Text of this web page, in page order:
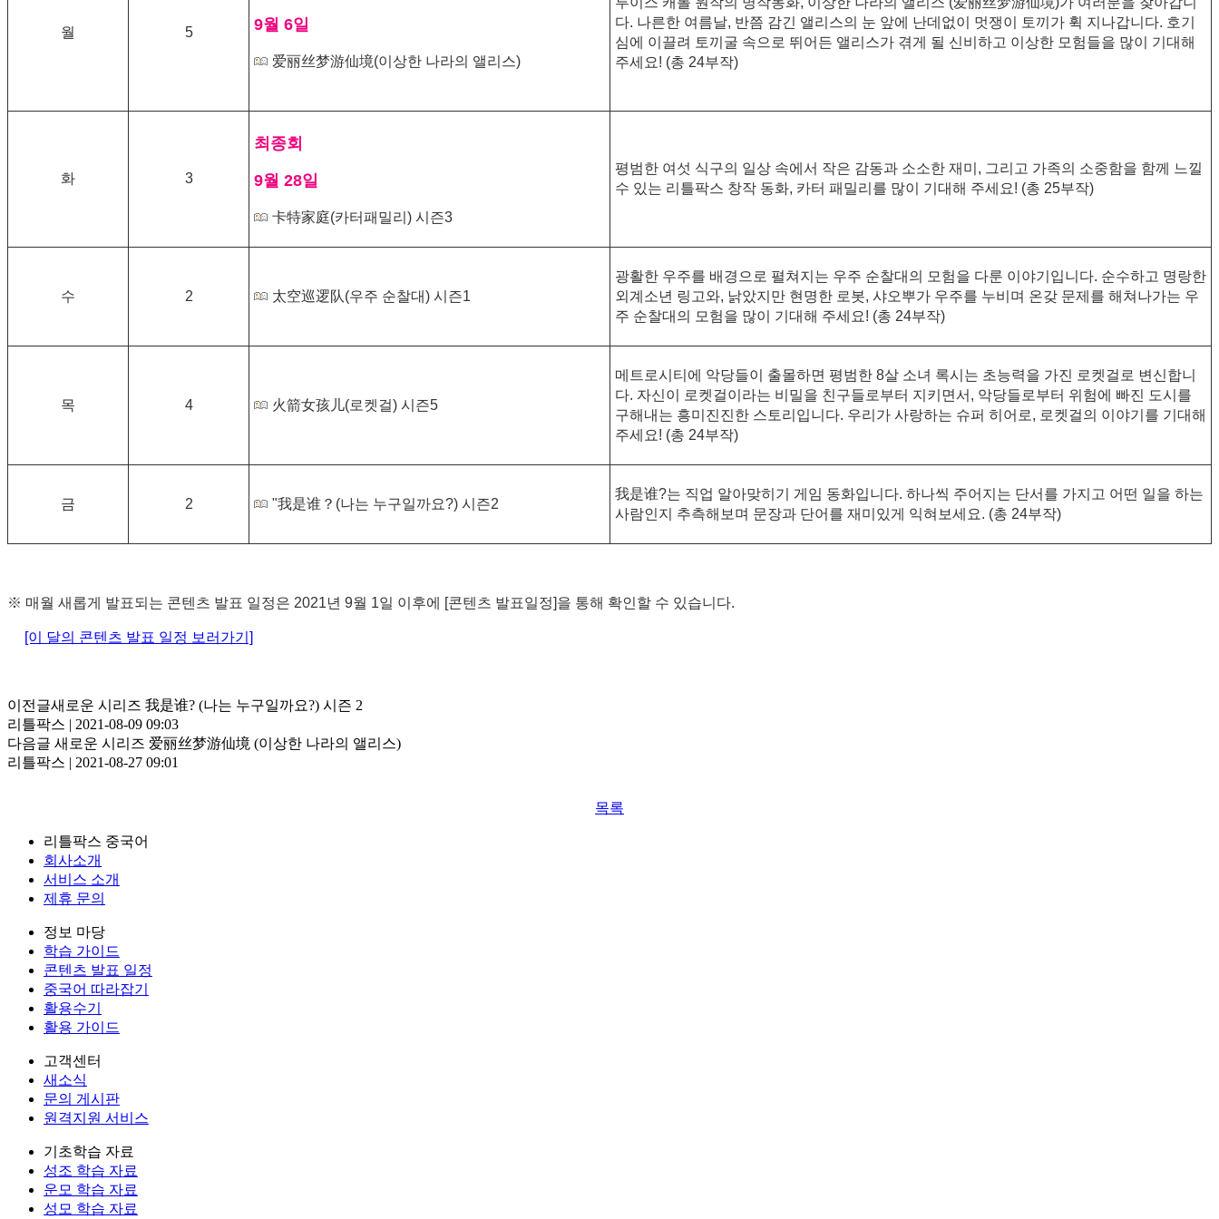
월 5 9월 6일
爱丽丝梦游仙境(이상한 나라의 앨리스)
다. 나른한 여름날, 반쯤 감긴 앨리스의 눈 앞에 난데없이 멋쟁이 토끼가 휙 지나갑니다. 호기
심에 이끌려 토끼굴 속으로 뛰어든 앨리스가 겪게 될 신비하고 이상한 모험들을 많이 기대해
주세요! (총 24부작)
화 3
최종회
9월 28일
卡特家庭(카터패밀리) 시즌3
평범한 여섯 식구의 일상 속에서 작은 감동과 소소한 재미, 그리고 가족의 소중함을 함께 느낄
수 있는 리틀팍스 창작 동화, 카터 패밀리를 많이 기대해 주세요! (총 25부작)
수 2 太空巡逻队(우주 순찰대) 시즌1
광활한 우주를 배경으로 펼쳐지는 우주 순찰대의 모험을 다룬 이야기입니다. 순수하고 명랑한
외계소년 링고와, 낡았지만 현명한 로봇, 샤오뿌가 우주를 누비며 온갖 문제를 해쳐나가는 우
주 순찰대의 모험을 많이 기대해 주세요! (총 24부작)
목 4 火箭女孩儿(로켓걸) 시즌5
메트로시티에 악당들이 출몰하면 평범한 8살 소녀 록시는 초능력을 가진 로켓걸로 변신합니
다. 자신이 로켓걸이라는 비밀을 친구들로부터 지키면서, 악당들로부터 위험에 빠진 도시를
구해내는 흥미진진한 스토리입니다. 우리가 사랑하는 슈퍼 히어로, 로켓걸의 이야기를 기대해
주세요! (총 24부작)
금 2 "我是谁？(나는 누구일까요?) 시즌2
我是谁?는 직업 알아맞히기 게임 동화입니다. 하나씩 주어지는 단서를 가지고 어떤 일을 하는
사람인지 추측해보며 문장과 단어를 재미있게 익혀보세요. (총 24부작)
※ 매월 새롭게 발표되는 콘텐츠 발표 일정은 2021년 9월 1일 이후에 [콘텐츠 발표일정]을 통해 확인할 수 있습니다.
[이 달의 콘텐츠 발표 일정 보러가기]
이전글새로운 시리즈 我是谁? (나는 누구일까요?) 시즌 2
리틀팍스 | 2021-08-09 09:03
다음글 새로운 시리즈 爱丽丝梦游仙境 (이상한 나라의 앨리스)
리틀팍스 | 2021-08-27 09:01
목록
리틀팍스 중국어
회사소개
서비스 소개
제휴 문의
정보 마당
학습 가이드
콘텐츠 발표 일정
중국어 따라잡기
활용수기
활용 가이드
고객센터
새소식
문의 게시판
원격지원 서비스
기초학습 자료
성조 학습 자료
운모 학습 자료
성모 학습 자료